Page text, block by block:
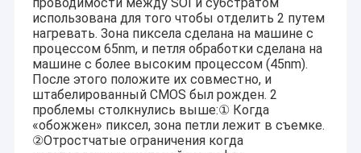
использована для того чтобы отделить 2 путем
нагревать. Зона пиксела сделана на машине с
процессом 65nm, и петля обработки сделана на
машине с более высоким процессом (45nm).
После этого положите их совместно, и
штабелированный CMOS был рожден. 2
проблемы столкнулись выше:① Когда
«обожжен» пиксел, зона петли лежит в съемке.
②Отростчатые ограничения когда